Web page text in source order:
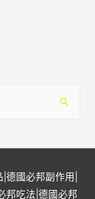
德國必邦副作用|
邦吃法|德國必邦